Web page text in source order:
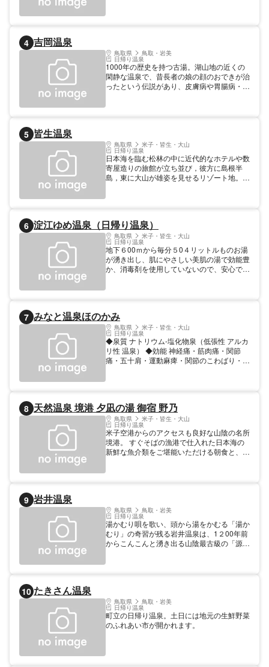
報】総定員：446人、宿泊施設軒数：4軒
【温泉情報】温泉効能：リューマチ・神経
痛,動脈硬化
4 吉岡温泉
鳥取県 鳥取・岩美
日帰り温泉
1000年の歴史を持つ古湯。湖山地の近くの
閑静な温泉で、昔長者の娘の顔のおできが治
ったという伝説があり、皮膚病や胃腸病・婦
としても知られている。町営の公衆浴場の吉
岡温泉館は細い水の流れに沿ってのびる旅館
街のほぼ中央。鉄筋コンクリート2階建で、
男女別々の一般浴場・家族風呂がある。泉質
は単純温泉だが、硫黄・ラジウムを含んでい
病・婦人病・痔・高血圧症・脳卒中
5 皆生温泉
鳥取県 米子・皆生・大山
日帰り温泉
日本海を臨む松林の中に近代的なホテルや数
寄屋造りの旅館が立ち並び，彼方に島根半
島，東に大山が雄姿を見せるリゾート地。目
か、日帰り入浴施設，温水プール，テニスコ
ート，ゲートボール場等もある。 【宿泊情
報】総定員：5000人、宿泊施設軒数：30軒
【温泉情報】温泉効能：皮膚病,リューマ
チ・神経痛,健康増進・美容,婦人病
6 淀江ゆめ温泉（日帰り温泉）
鳥取県 米子・皆生・大山
日帰り温泉
地下６00ｍから毎分５0４リットルものお湯
が湧き出し、肌にやさしい美肌の湯で効能豊
か、消毒剤を使用していないので、安心で
幼児: 400円 ※3才未満は無料 【温泉情報】温
泉泉質：単純温泉（アルカリ性単純泉のかけ
流し式）
7 みなと温泉ほのかみ
鳥取県 米子・皆生・大山
日帰り温泉
◆泉質 ナトリウム-塩化物泉（低張性 アルカ
リ性 温泉） ◆効能 神経痛・筋肉痛・関節
痛・五十肩・運動麻痺・関節のこわばり・う
供: 350円 幼児: 0円 その他: 1800円 家族風呂
（1時間）
8 天然温泉 境港 夕凪の湯 御宿 野乃
鳥取県 米子・皆生・大山
日帰り温泉
米子空港からのアクセスも良好な山陰の名所
境港。 すぐそばの漁港で仕入れた日本海の
新鮮な魚介類をご堪能いただける朝食と、御
10:00 入浴の場合 ※500円 15:00～
21:00 入浴の場合
9 岩井温泉
鳥取県 鳥取・岩美
日帰り温泉
湯かむり唄を歌い、頭から湯をかむる「湯か
むり」の奇習が残る岩井温泉は、1２00年前
からこんこんと湧き出る山陰最古級の「源泉
320円 外湯ゆかむり温泉の入浴料金です。旅
館は800円です。 大学生: 320円 高校生: 320
円 中学生: 320円 小学生: 160円 幼児: 160円
【宿泊情報】総定員：200人、宿泊施設軒
10 たきさん温泉
鳥取県 鳥取・岩美
日帰り温泉
町立の日帰り温泉。土日には地元の生鮮野菜
のふれあい市が開かれます。